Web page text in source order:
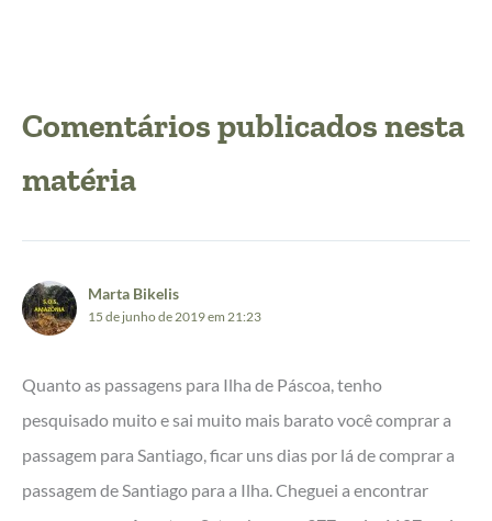
Marta Bikelis
15 de junho de 2019 em 21:23
Quanto as passagens para Ilha de Páscoa, tenho
pesquisado muito e sai muito mais barato você comprar a
passagem para Santiago, ficar uns dias por lá de comprar a
passagem de Santiago para a Ilha. Cheguei a encontrar